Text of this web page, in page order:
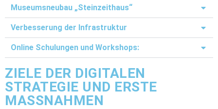
Museumsneubau „Steinzeithaus“
Verbesserung der Infrastruktur
Online Schulungen und Workshops:
ZIELE DER DIGITALEN
STRATEGIE UND ERSTE
MASSNAHMEN